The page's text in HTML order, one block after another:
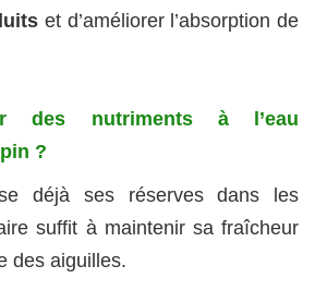
et d’améliorer l’absorption de
des nutriments à l’eau
?
déjà ses réserves dans les
suffit à maintenir sa fraîcheur
des aiguilles.